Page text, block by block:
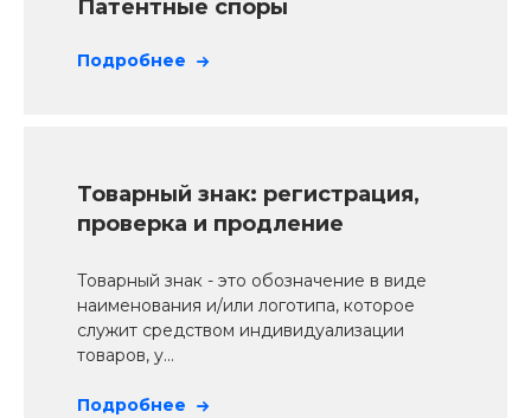
Патентные споры
Подробнее
Товарный знак: регистрация,
проверка и продление
Товарный знак - это обозначение в виде
наименования и/или логотипа, которое
служит средством индивидуализации
товаров, у...
Подробнее